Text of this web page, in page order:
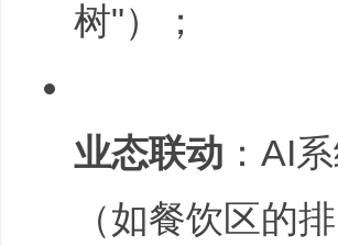
树"）；
业态联动 ：AI
（如餐饮区的